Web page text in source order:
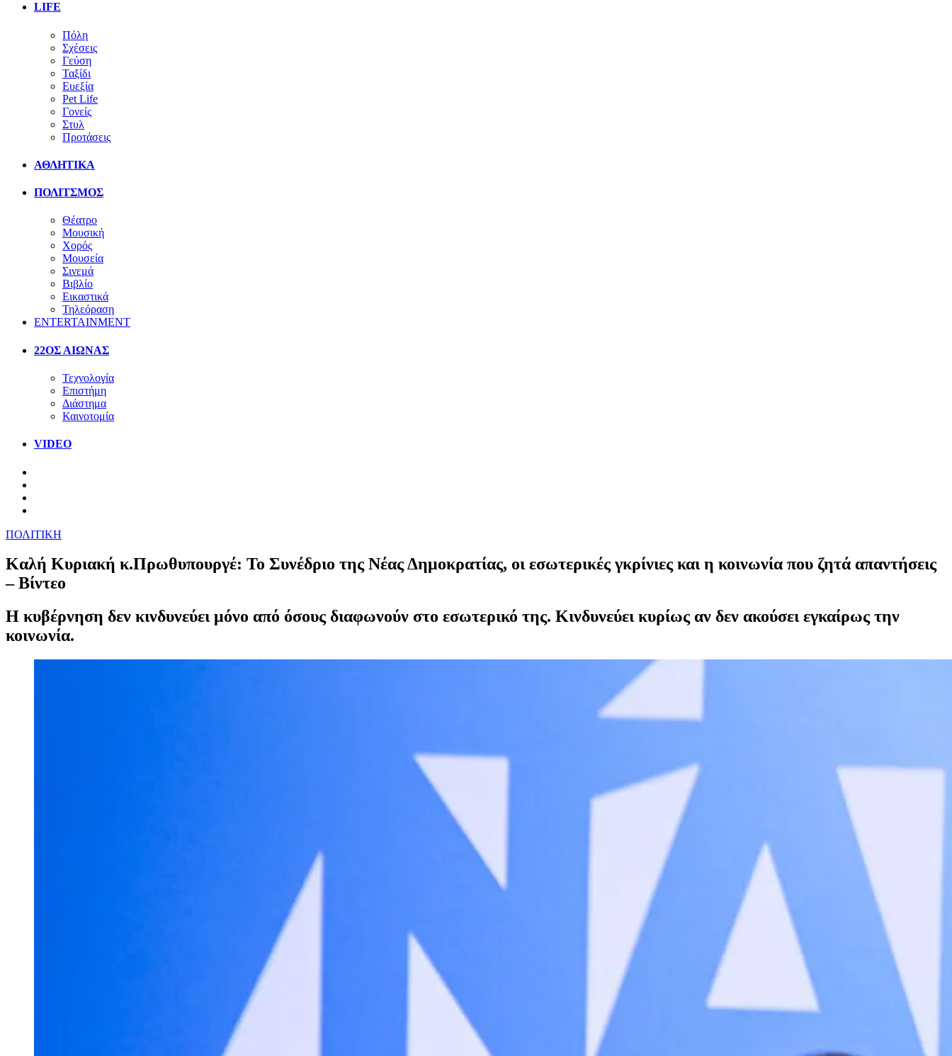
LIFE
Πόλη
Σχέσεις
Γεύση
Ταξίδι
Ευεξία
Pet Life
Γονείς
Στυλ
Προτάσεις
ΑΘΛΗΤΙΚΑ
ΠΟΛΙΤΣΜΟΣ
Θέατρο
Μουσική
Χορός
Μουσεία
Σινεμά
Βιβλίο
Εικαστικά
Τηλεόραση
ENTERTAINMENT
22ΟΣ ΑΙΩΝΑΣ
Τεχνολογία
Επιστήμη
Διάστημα
Καινοτομία
VIDEO
ΠΟΛΙΤΙΚΗ
Καλή Κυριακή κ.Πρωθυπουργέ: Το Συνέδριο της Νέας Δημοκρατίας, οι εσωτερικές γκρίνιες και η κοινωνία που ζητά απαντήσεις
– Βίντεο
Η κυβέρνηση δεν κινδυνεύει μόνο από όσους διαφωνούν στο εσωτερικό της. Κινδυνεύει κυρίως αν δεν ακούσει εγκαίρως την
κοινωνία.